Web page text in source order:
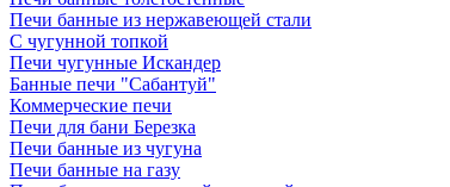
Печи банные из нержавеющей стали
С чугунной топкой
Печи чугунные Искандер
Банные печи "Сабантуй"
Коммерческие печи
Печи для бани Березка
Печи банные из чугуна
Печи банные на газу